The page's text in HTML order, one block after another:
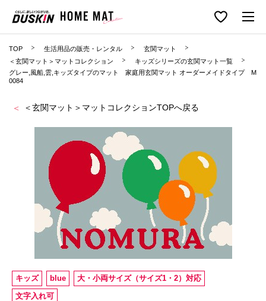
TOP 生活用品の販売・レンタル
玄関マット
＜玄関マット＞マットコレクション
キッズシリーズの玄関マット一覧
グレー,風船,雲,キッズタイプのマット 家庭用玄関マット オーダーメイドタイプ M
0084
＜玄関マット＞マットコレクションTOPへ戻る
キッズ blue
大・小両サイズ（サイズ1・2）対応
文字入れ可